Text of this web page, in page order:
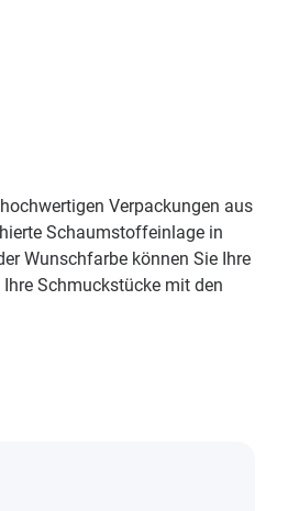
Verpackungen aus
Schaumstoffeinlage in
Wunschfarbe können Sie Ihre
Schmuckstücke mit den